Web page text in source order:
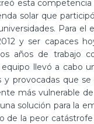
esta
solar que
Para el
y ser capaces
años de trabajo
llevó a cabo
y provocadas que
más vulnerable
solución para la
la peor